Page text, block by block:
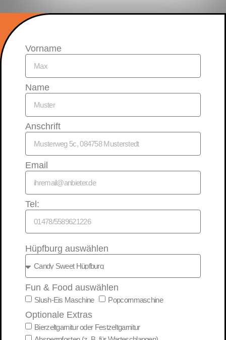
Vorname
Name
Anschrift
Email
Tel:
Hüpfburg auswählen
Fun & Food auswählen
Slush-Eis Maschine Popcornmaschine
Optionale Extras
Bierzeltgarnitur oder Festzeltgarnitur